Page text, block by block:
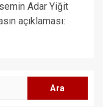
Adar Yiğit
açıklaması: